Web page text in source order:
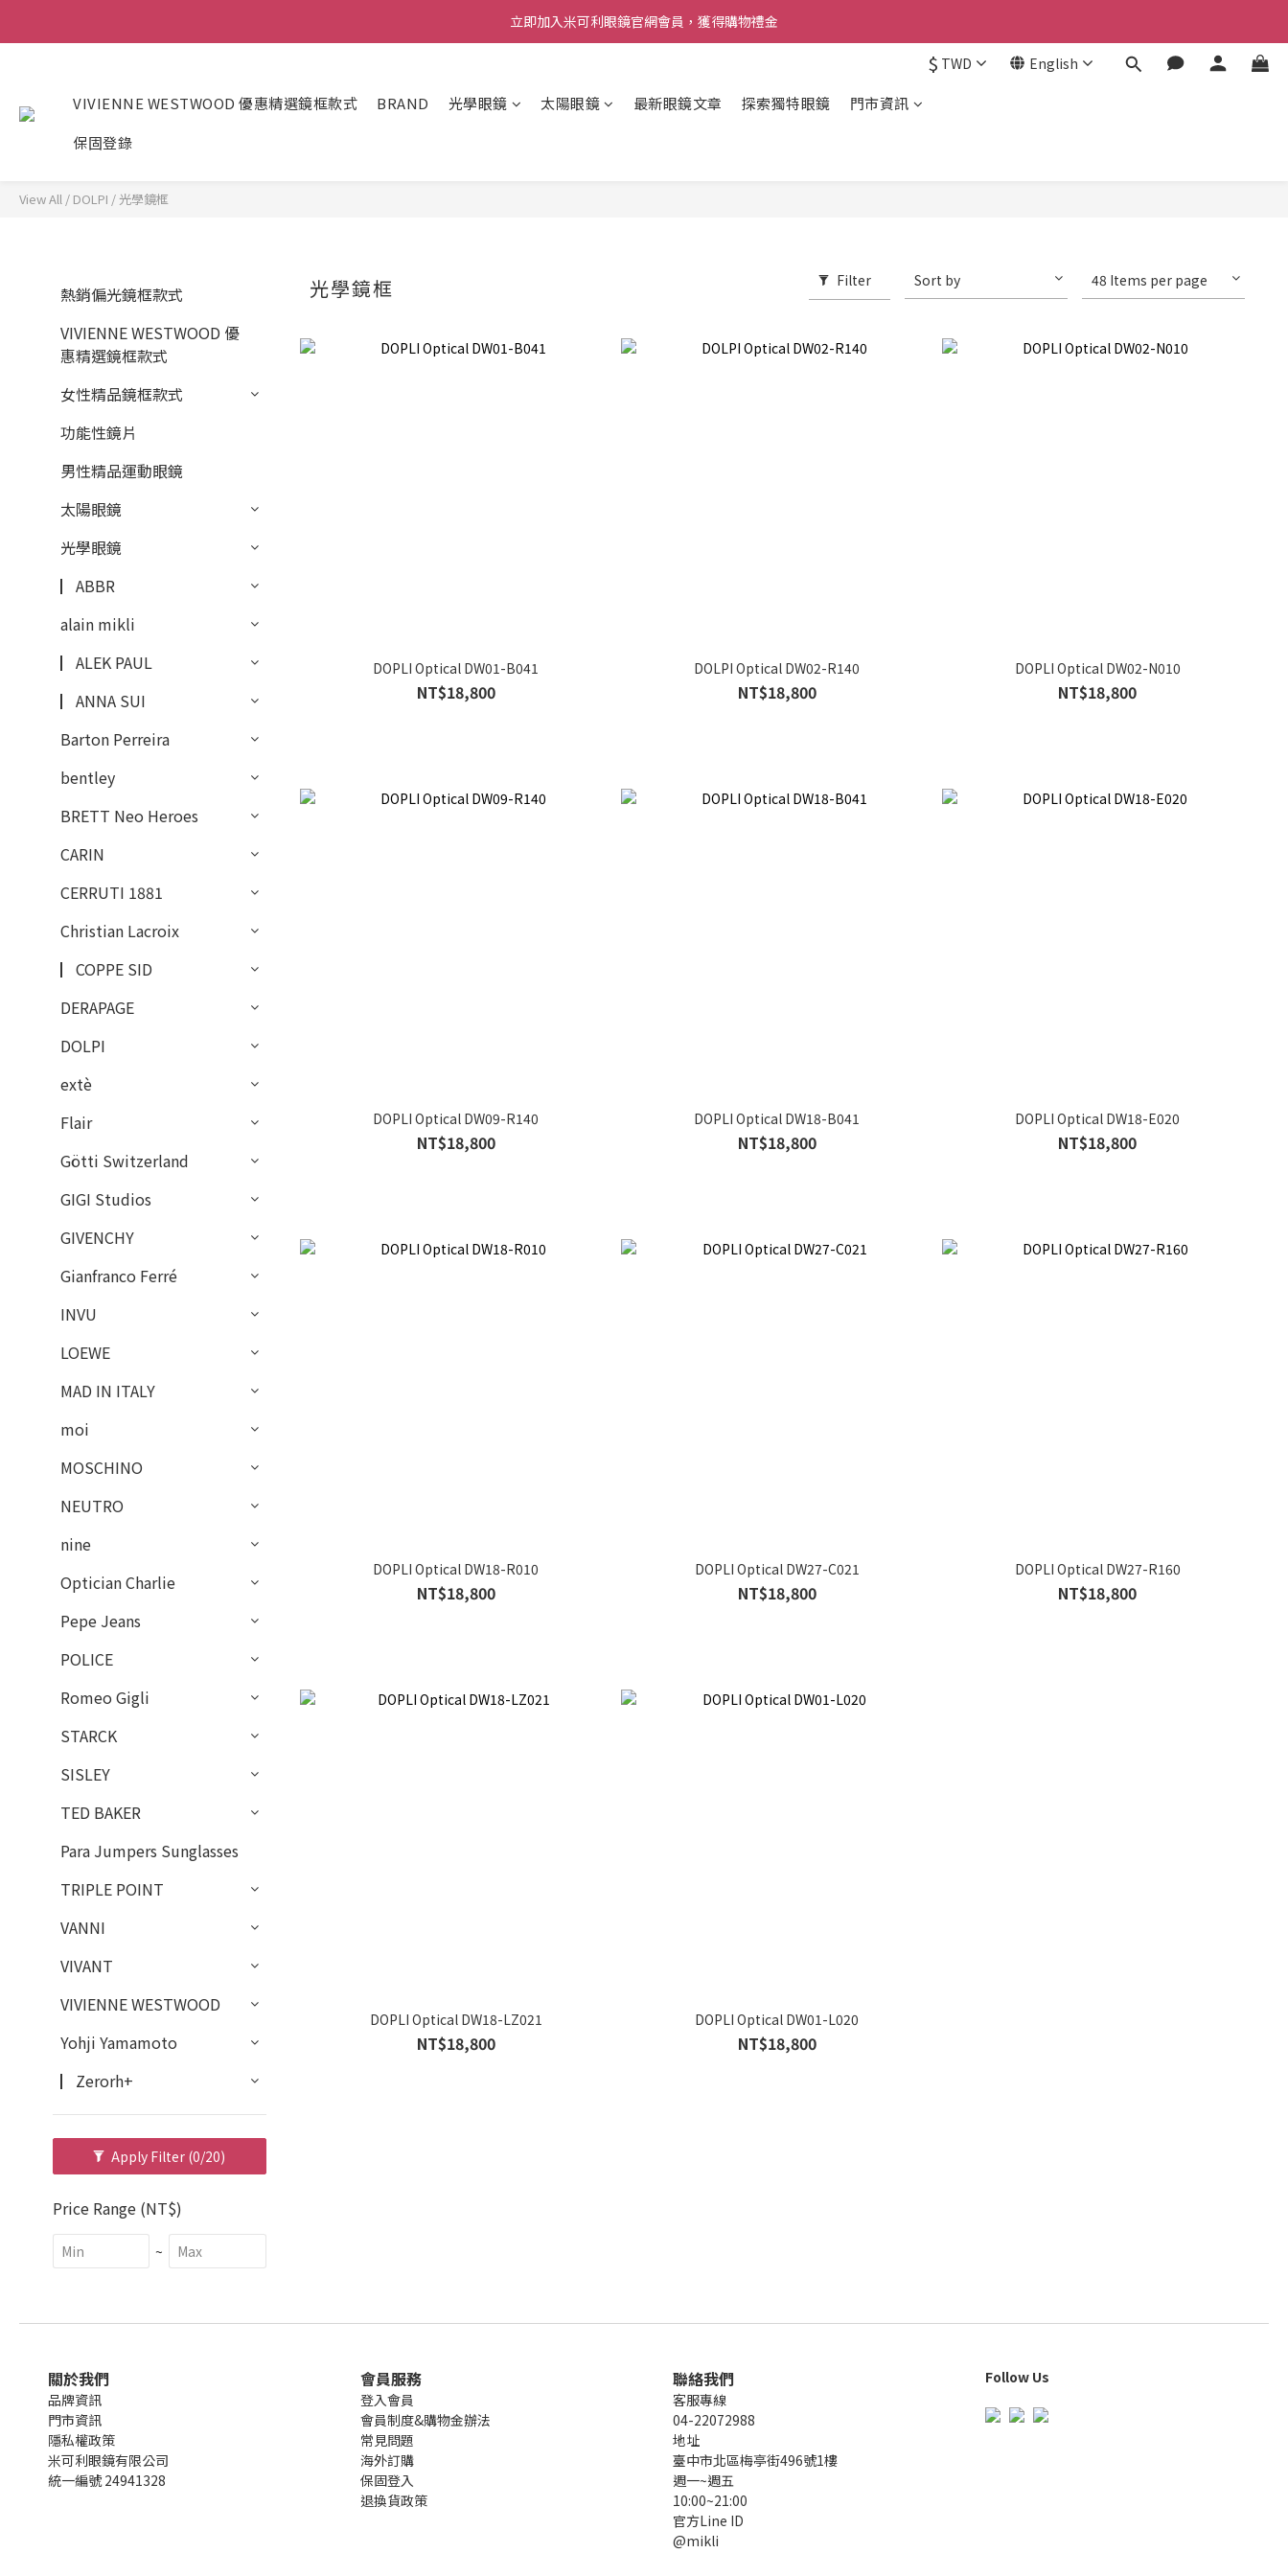
立即加入米可利眼鏡官網會員，獲得購物禮金
$ TWD English
VIVIENNE WESTWOOD 優惠精選鏡框款式 BRAND 光學眼鏡 太陽眼鏡 最新眼鏡文章 探索獨特眼鏡
門市資訊
保固登錄
View All / DOLPI /光學鏡框
熱銷偏光鏡框款式
VIVIENNE WESTWOOD 優
惠精選鏡框款式
女性精品鏡框款式
功能性鏡片
男性精品運動眼鏡
太陽眼鏡
光學眼鏡
▏ABBR
alain mikli
▏ALEK PAUL
▏ANNA SUI
Barton Perreira
bentley
BRETT Neo Heroes
CARIN
CERRUTI 1881
Christian Lacroix
▏COPPE SID
DERAPAGE
DOLPI
extè
Flair
Götti Switzerland
GIGI Studios
GIVENCHY
Gianfranco Ferré
INVU
LOEWE
MAD IN ITALY
moi
MOSCHINO
NEUTRO
nine
Optician Charlie
Pepe Jeans
POLICE
Romeo Gigli
STARCK
SISLEY
TED BAKER
Para Jumpers Sunglasses
TRIPLE POINT
VANNI
VIVANT
VIVIENNE WESTWOOD
Yohji Yamamoto
▏Zerorh+
Apply Filter (0/20)
Price Range (NT$)
~
光學鏡框 Filter Sort by 48 Items per page
DOPLI Optical DW01-B041
NT$18,800
DOLPI Optical DW02-R140
NT$18,800
DOPLI Optical DW02-N010
NT$18,800
DOPLI Optical DW09-R140
NT$18,800
DOPLI Optical DW18-B041
NT$18,800
DOPLI Optical DW18-E020
NT$18,800
DOPLI Optical DW18-R010
NT$18,800
DOPLI Optical DW27-C021
NT$18,800
DOPLI Optical DW27-R160
NT$18,800
DOPLI Optical DW18-LZ021
NT$18,800
DOPLI Optical DW01-L020
NT$18,800
關於我們
品牌資訊
門市資訊
隱私權政策
米可利眼鏡有限公司
統一編號 24941328
會員服務
登入會員
會員制度&購物金辦法
常見問題
海外訂購
保固登入
退換貨政策
聯絡我們
客服專線
04-22072988
地址
臺中市北區梅亭街496號1樓
週一~週五
10:00~21:00
官方Line ID
@mikli
Follow Us